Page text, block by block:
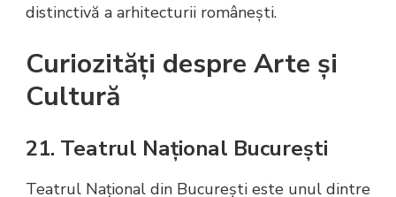
distinctivă a arhitecturii românești.
Curiozități despre Arte și
Cultură
21. Teatrul Național București
Teatrul Național din București este unul dintre